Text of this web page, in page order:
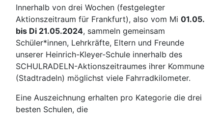
Innerhalb von drei Wochen (festgelegter
Aktionszeitraum für Frankfurt), also vom Mi 01.05.
bis Di 21.05.2024, sammeln gemeinsam
Schüler*innen, Lehrkräfte, Eltern und Freunde
unserer Heinrich-Kleyer-Schule innerhalb des
SCHULRADELN-Aktionszeitraumes ihrer Kommune
(Stadtradeln) möglichst viele Fahrradkilometer.
Eine Auszeichnung erhalten pro Kategorie die drei
besten Schulen, die